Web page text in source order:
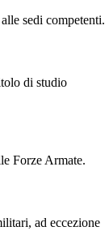
sedi competenti.
di studio
Forze Armate.
ad eccezione